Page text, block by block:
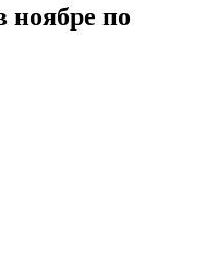
ноябре по